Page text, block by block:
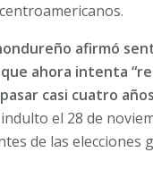
afirmó
ahora intenta
casi cuatro
el 28 de
de las elecciones